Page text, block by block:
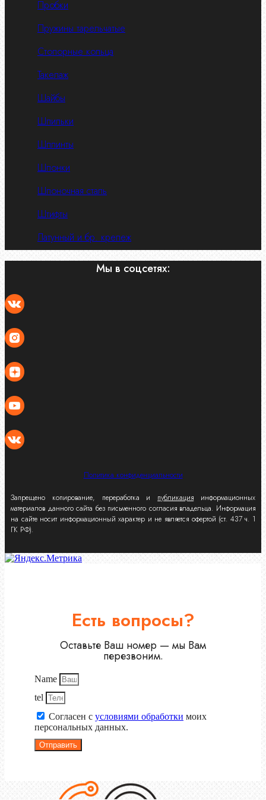
Пробки
Пружины тарельчатые
Стопорные кольца
Такелаж
Шайбы
Шпильки
Шплинты
Шпонки
Шпоночная сталь
Штифты
Латунный и бр. крепеж
Мы в соцсетях:
Политика конфиденциальности
Запрещено копирование, переработка и публикация информационных
материалов данного сайта без письменного согласия владельца. Информация
на сайте носит информационный характер и не является офертой (ст. 437 ч. 1
ГК РФ).
Есть вопросы?
Оставьте Ваш номер — мы Вам
перезвоним.
Name
tel
Согласен с условиями обработки моих
персональных данных.
Отправить